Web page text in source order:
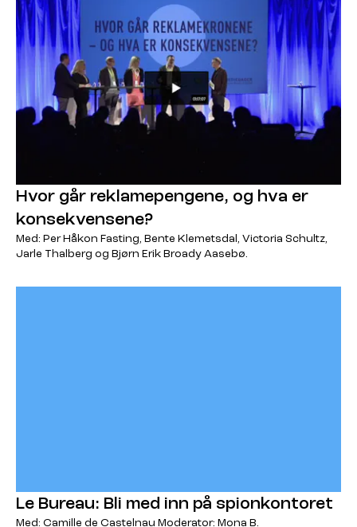
Hvor går reklamepengene, og hva er
konsekvensene?
Med: Per Håkon Fasting, Bente Klemetsdal, Victoria Schultz,
Jarle Thalberg og Bjørn Erik Broady Aasebø.
Le Bureau: Bli med inn på spionkontoret
Med: Camille de Castelnau Moderator: Mona B.